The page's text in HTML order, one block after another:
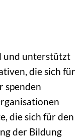
und unterstützt
die sich für
spenden
die sich für den
der Bildung